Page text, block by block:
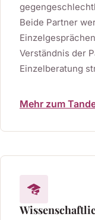
Beide Partner
Verständnis der
Einzelberatung
Mehr zum